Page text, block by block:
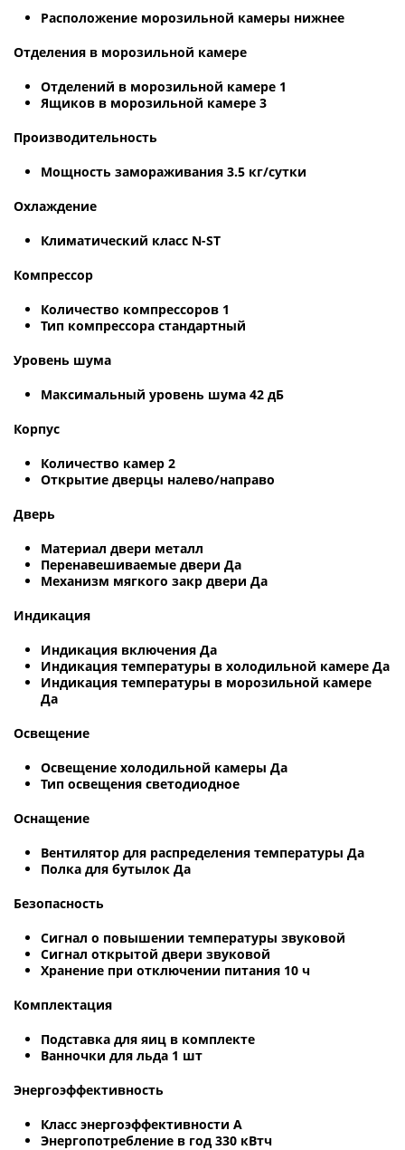
Расположение морозильной камеры нижнее
Отделения в морозильной камере
Отделений в морозильной камере 1
Ящиков в морозильной камере 3
Производительность
Мощность замораживания 3.5 кг/сутки
Охлаждение
Климатический класс N-ST
Компрессор
Количество компрессоров 1
Тип компрессора стандартный
Уровень шума
Максимальный уровень шума 42 дБ
Корпус
Количество камер 2
Открытие дверцы налево/направо
Дверь
Материал двери металл
Перенавешиваемые двери Да
Механизм мягкого закр двери Да
Индикация
Индикация включения Да
Индикация температуры в холодильной камере Да
Индикация температуры в морозильной камере
Да
Освещение
Освещение холодильной камеры Да
Тип освещения светодиодное
Оснащение
Вентилятор для распределения температуры Да
Полка для бутылок Да
Безопасность
Сигнал о повышении температуры звуковой
Сигнал открытой двери звуковой
Хранение при отключении питания 10 ч
Комплектация
Подставка для яиц в комплекте
Ванночки для льда 1 шт
Энергоэффективность
Класс энергоэффективности A
Энергопотребление в год 330 кВтч